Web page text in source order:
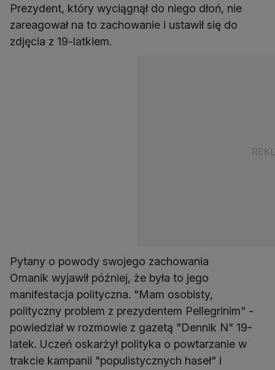
Prezydent, który wyciągnął do niego dłoń, nie
zareagował na to zachowanie i ustawił się do
zdjęcia z 19-latkiem.
Pytany o powody swojego zachowania
Omanik wyjawił później, że była to jego
manifestacja polityczna. "Mam osobisty,
polityczny problem z prezydentem Pellegrinim" -
powiedział w rozmowie z gazetą "Dennik N" 19-
latek. Uczeń oskarżył polityka o powtarzanie w
trakcie kampanii "populistycznych haseł" i